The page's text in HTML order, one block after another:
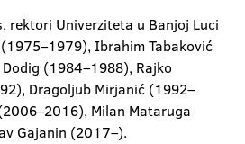
rektori Univerziteta u Banjoj Luci
Ibrahim Tabaković
(1984–1988), Rajko
Dragoljub Mirjanić (1992–
Milan Mataruga
Gajanin (2017–).